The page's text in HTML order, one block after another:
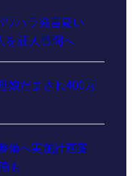
ワハラ発言疑い
を証人尋問へ
娘だまされ400万
備へ実施計画案
も